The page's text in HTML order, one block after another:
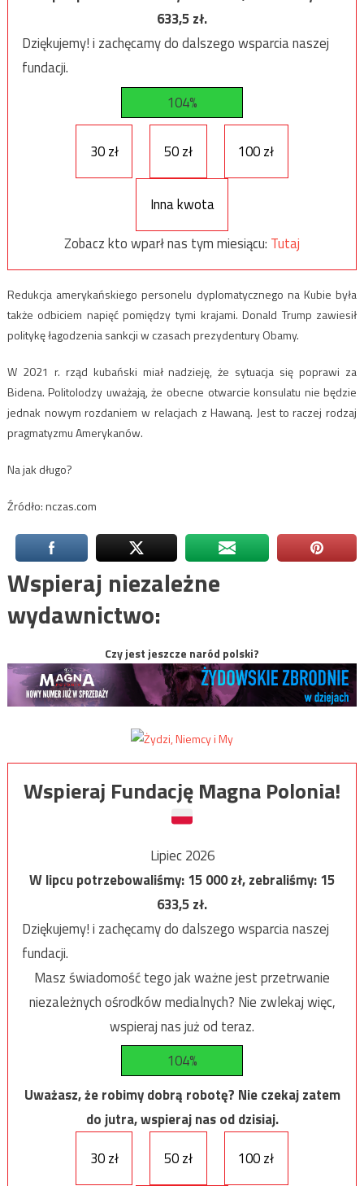
633,5zł.
Dziękujemy! i zachęcamy do dalszego wsparcia naszej
fundacji.
104%
30 zł 50 zł 100 zł
Inna kwota
Zobacz kto wparł nas tym miesiącu: Tutaj
Redukcja amerykańskiego personelu dyplomatycznego na Kubie była
także odbiciem napięć pomiędzy tymi krajami. Donald Trump zawiesił
politykę łagodzenia sankcji w czasach prezydentury Obamy.
W 2021 r. rząd kubański miał nadzieję, że sytuacja się poprawi za
Bidena. Politolodzy uważają, że obecne otwarcie konsulatu nie będzie
jednak nowym rozdaniem w relacjach z Hawaną. Jest to raczej rodzaj
pragmatyzmu Amerykanów.
Na jak długo?
Źródło: nczas.com
Wspieraj niezależne
wydawnictwo:
Czy jest jeszcze naród polski?
Wspieraj Fundację Magna Polonia!
Lipiec 2026
W lipcu potrzebowaliśmy:15 000zł, zebraliśmy:15
633,5zł.
Dziękujemy! i zachęcamy do dalszego wsparcia naszej
fundacji.
Masz świadomość tego jak ważne jest przetrwanie
niezależnych ośrodków medialnych? Nie zwlekaj więc,
wspieraj nas już od teraz.
104%
Uważasz, że robimy dobrą robotę? Nie czekaj zatem
do jutra, wspieraj nas od dzisiaj.
30 zł
50 zł 100 zł